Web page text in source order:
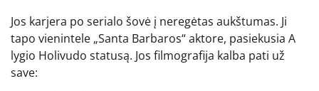
Jos karjera po serialo šovė į neregėtas aukštumas. Ji
tapo vienintele „Santa Barbaros“ aktore, pasiekusia A
lygio Holivudo statusą. Jos filmografija kalba pati už
save: